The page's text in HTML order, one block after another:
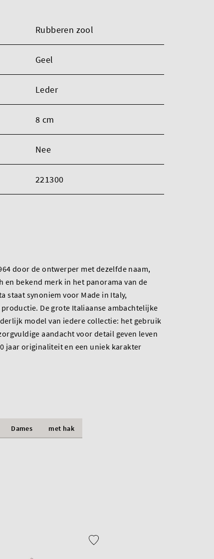
Rubberen zool
Geel
Leder
8 cm
Nee
221300
door de ontwerper met dezelfde naam,
bekend merk in het panorama van de
staat synoniem voor Made in Italy,
De grote Italiaanse ambachtelijke
model van iedere collectie: het gebruik
aandacht voor detail geven leven
jaar originaliteit en een uniek karakter
Dames met hak